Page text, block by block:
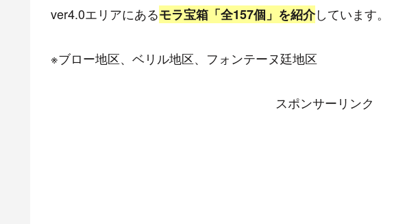
ver4.0エリアにあるモラ宝箱「全157個」を紹介しています。
※ブロー地区、ベリル地区、フォンテーヌ廷地区
スポンサーリンク